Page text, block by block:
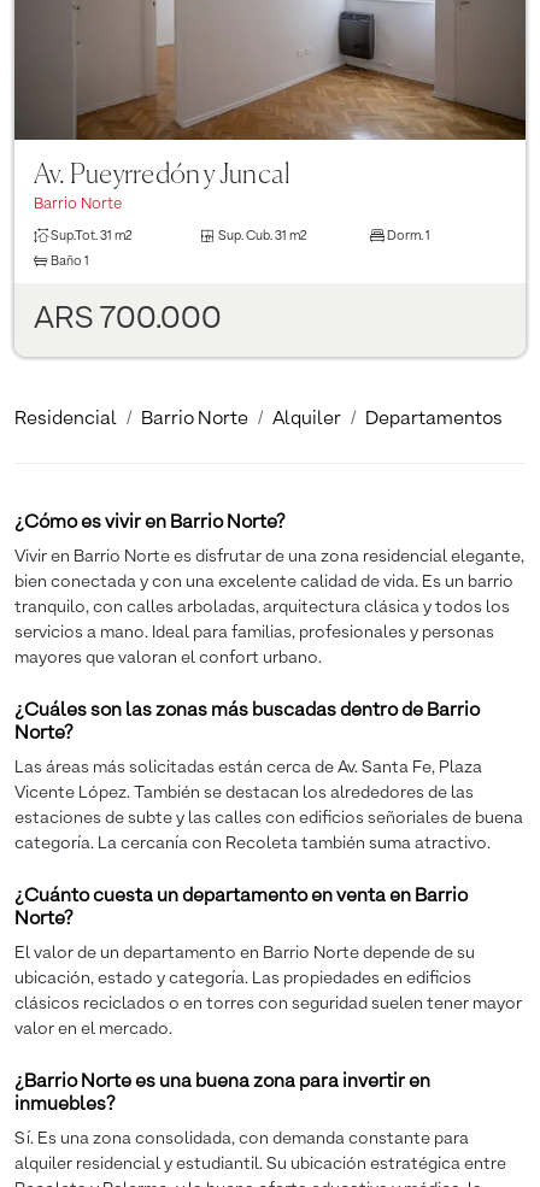
Av. Pueyrredón y Juncal
Barrio Norte
Sup.Tot.31 m2 Sup. Cub. 31 m2 Dorm. 1
Baño 1
ARS 700.000
Residencial Barrio Norte Alquiler Departamentos
¿Cómo es vivir en Barrio Norte?
Vivir en Barrio Norte es disfrutar de una zona residencial elegante,
bien conectada y con una excelente calidad de vida. Es un barrio
tranquilo, con calles arboladas, arquitectura clásica y todos los
servicios a mano. Ideal para familias, profesionales y personas
mayores que valoran el confort urbano.
¿Cuáles son las zonas más buscadas dentro de Barrio
Norte?
Las áreas más solicitadas están cerca de Av. Santa Fe, Plaza
Vicente López. También se destacan los alrededores de las
estaciones de subte y las calles con edificios señoriales de buena
categoría. La cercanía con Recoleta también suma atractivo.
¿Cuánto cuesta un departamento en venta en Barrio
Norte?
El valor de un departamento en Barrio Norte depende de su
ubicación, estado y categoría. Las propiedades en edificios
clásicos reciclados o en torres con seguridad suelen tener mayor
valor en el mercado.
¿Barrio Norte es una buena zona para invertir en
inmuebles?
Sí. Es una zona consolidada, con demanda constante para
alquiler residencial y estudiantil. Su ubicación estratégica entre